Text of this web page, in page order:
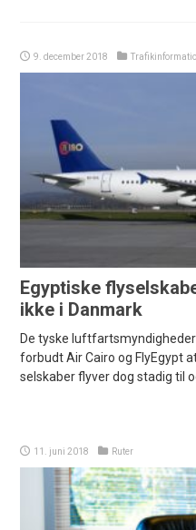
9. december 2018
Egyptiske
ikke i Danmark
De tyske
forbudt Air Cairo og FlyEgypt
selskaber flyver dog stadig til
11. juni 2018 Ruter